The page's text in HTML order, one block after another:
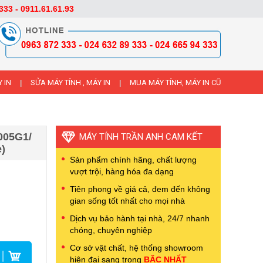
IN SỬA MÁY TÍNH , MÁY IN MUA MÁY TÍNH, MÁY IN CŨ
MÁY TÍNH TRẦN ANH CAM KẾT
Sản phẩm chính hãng, chất lượng
vượt trội, hàng hóa đa dạng
Tiên phong về giá cả, đem đến không
gian sống tốt nhất cho mọi nhà
Dịch vụ bảo hành tại nhà, 24/7 nhanh
chóng, chuyên nghiệp
Cơ sở vật chất, hệ thống showroom
hiện đại sang trọng BẬC NHẤT
- 0911.61.61.93